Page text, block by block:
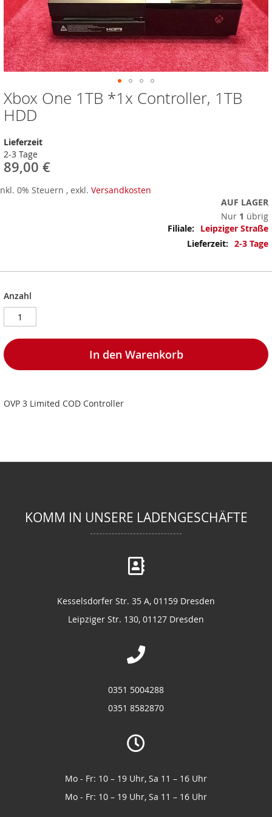
Xbox One 1TB *1x Controller, 1TB
HDD
Lieferzeit
2-3 Tage
89,00 €
0% Steuern , exkl. Versandkosten
AUF LAGER
Nur 1 übrig
Mehr
Informationen
Leipziger Straße
2-3 Tage
Anzahl
In den Warenkorb
OVP 3 Limited COD Controller
Zum
Anfang
der
springen
KOMM IN UNSERE LADENGESCHÄFTE
Kesselsdorfer Str. 35 A, 01159 Dresden
Leipziger Str. 130, 01127 Dresden
0351 5004288
0351 8582870
Mo - Fr: 10 – 19 Uhr, Sa 11 – 16 Uhr
Mo - Fr: 10 – 19 Uhr, Sa 11 – 16 Uhr